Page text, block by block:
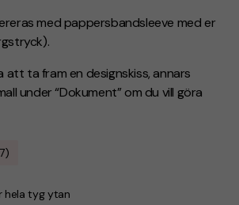
med pappersbandsleeve med er
att ta fram en designskiss, annars
under “Dokument” om du vill göra
hela tyg ytan